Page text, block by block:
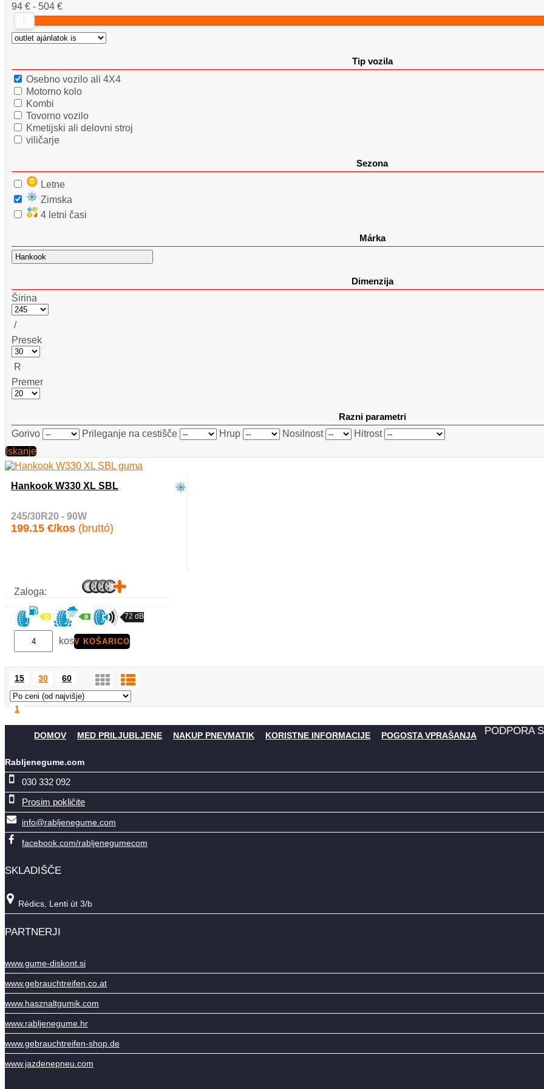
94 € - 504 €
Tip vozila
Osebno vozilo ali 4X4
Motorno kolo
Kombi
Tovorno vozilo
Kmetijski ali delovni stroj
viličarje
Sezona
Letne
Zimska
4 letni časi
Márka
Hankook
Dimenzija
Širina
/
Presek
R
Premer
Razni parametri
Gorivo
Prileganje na cestišče Hrup Nosilnost
Hitrost
Iskanje
Hankook W330 XL SBL
245/30R20 - 90W
199.15 €/kos (bruttó)
Zaloga:
72 dB
kosV KOŠARICO
15 30 60
1
DOMOV MED PRILJUBLJENE NAKUP PNEVMATIK KORISTNE INFORMACIJE POGOSTA VPRAŠANJA PODPORA
Rabljenegume.com
030 332 092
Prosim pokličite
info@rabljenegume.com
facebook.com/rabljenegumecom
SKLADIŠČE
Rédics, Lenti út 3/b
PARTNERJI
www.gume-diskont.si
www.gebrauchtreifen.co.at
www.hasznaltgumik.com
www.rabljenegume.hr
www.gebrauchtreifen-shop.de
www.jazdenepneu.com